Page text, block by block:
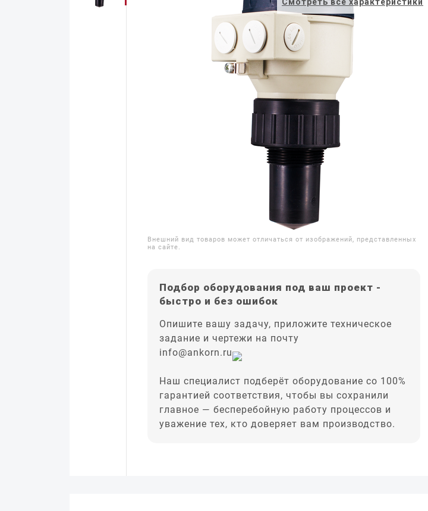
Внешний вид товаров может отличаться от изображений, представленных
на сайте.
Подбор оборудования под ваш проект -
быстро и без ошибок
Опишите вашу задачу, приложите техническое
задание и чертежи на почту
info@ankorn.ru
Наш специалист подберёт оборудование со 100%
гарантией соответствия, чтобы вы сохранили
главное — бесперебойную работу процессов и
уважение тех, кто доверяет вам производство.